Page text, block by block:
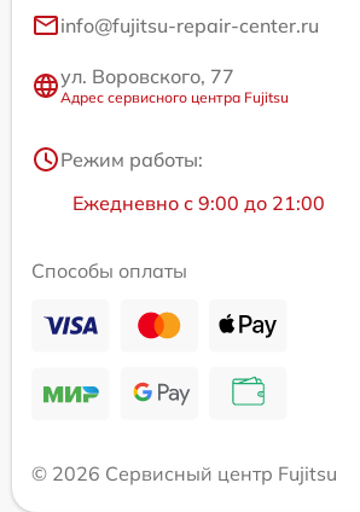
info@fujitsu-repair-center.ru
ул. Воровского, 77
Адрес сервисного центра Fujitsu
Режим работы:
Ежедневно с 9:00 до 21:00
Способы оплаты
© 2026 Сервисный центр Fujitsu